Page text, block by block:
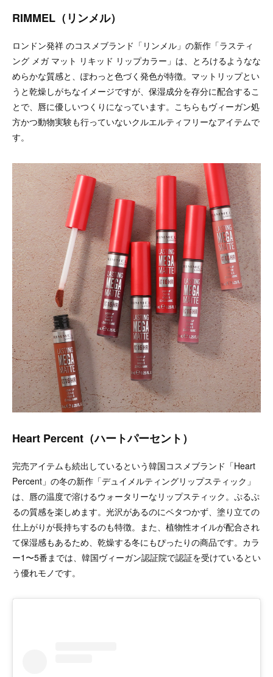
RIMMEL（リンメル）
ロンドン発祥 のコスメブランド「リンメル」の新作「ラスティ
ング メガ マット リキッド リップカラー」は、とろけるようなな
めらかな質感と、ぽわっと色づく発色が特徴。マットリップとい
うと乾燥しがちなイメージですが、保湿成分を存分に配合するこ
とで、唇に優しいつくりになっています。こちらもヴィーガン処
方かつ動物実験も行っていないクルエルティフリーなアイテムで
す。
Heart Percent（ハートパーセント）
完売アイテムも続出しているという韓国コスメブランド「Heart
Percent」の冬の新作「デュイメルティングリップスティック」
は、唇の温度で溶けるウォータリーなリップスティック。ぷるぷ
るの質感を楽しめます。光沢があるのにベタつかず、塗り立ての
仕上がりが長持ちするのも特徴。また、植物性オイルが配合され
て保湿感もあるため、乾燥する冬にもぴったりの商品です。カラ
ー1〜5番までは、韓国ヴィーガン認証院で認証を受けているとい
う優れモノです。